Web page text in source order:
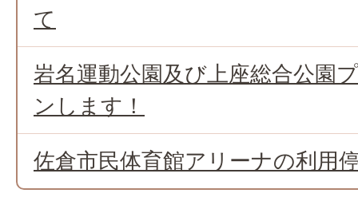
て
岩名運動公園及び上座総合公園
ンします！
佐倉市民体育館アリーナの利用